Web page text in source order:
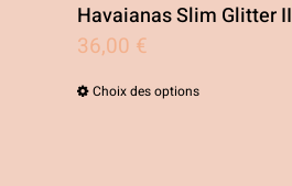
Havaianas Slim Glitter II
36,00 €
Choix des optionsCe